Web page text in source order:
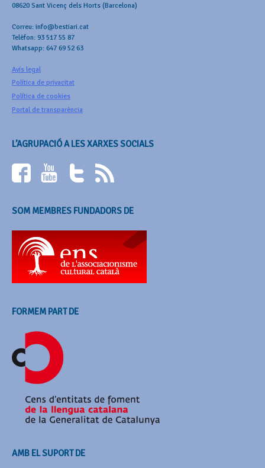
08620 Sant Vicenç dels Horts (Barcelona)
Correu: info@bestiari.cat
Telèfon: 93 517 55 87
Whatsapp: 647 69 52 63
Avís legal
Política de privacitat
Política de cookies
Portal de transparència
L’AGRUPACIÓ A LES XARXES SOCIALS
SOM MEMBRES FUNDADORS DE
FORMEM PART DE
AMB EL SUPORT DE